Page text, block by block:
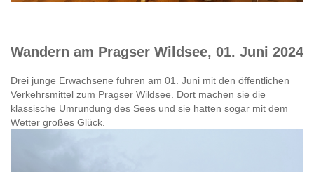
Wandern am Pragser Wildsee, 01. Juni 2024
Drei junge Erwachsene fuhren am 01. Juni mit den öffentlichen
Verkehrsmittel zum Pragser Wildsee. Dort machen sie die
klassische Umrundung des Sees und sie hatten sogar mit dem
Wetter großes Glück.